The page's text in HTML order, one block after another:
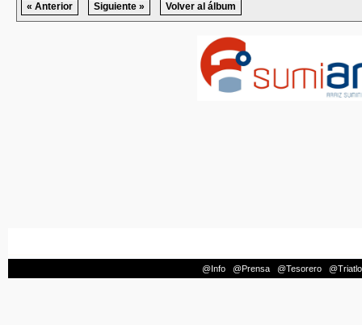
« Anterior
Siguiente » Volver al álbum
@Info @Prensa @Tesorero